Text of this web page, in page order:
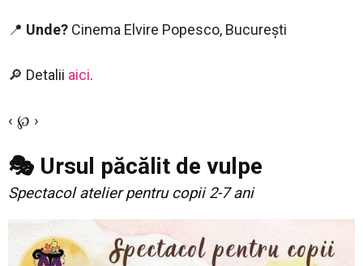
📍 Unde? Cinema Elvire Popesco, București
🔎 Detalii aici.
‹ ℘ ›
🎭 Ursul păcălit de vulpe
Spectacol atelier pentru copii 2-7 ani